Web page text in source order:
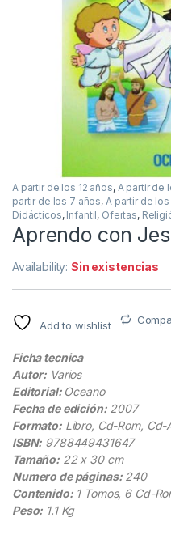
A partir de los 12 años, A partir de
partir de los 7 años, A partir de
Didácticos, Infantil, Ofertas,
Aprendo con
Availability:Sin existencias
Add to wishlist
Ficha tecnica
Autor: Varios
Editorial: Oceano
Fecha de edición:2007
Formato:Libro, Cd-Rom, Cd-
ISBN: 9788449431647
Tamaño: 22 x 30 cm
Numero de páginas:240
Contenido:1 Tomos, 6 Cd-
Peso: 1.1 Kg